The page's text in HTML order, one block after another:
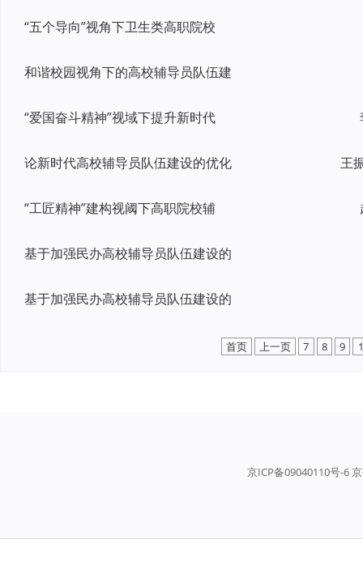
“五个导向”视角下卫生类高职院校
和谐校园视角下的高校辅导员队伍建
“爱国奋斗精神”视域下提升新时代
论新时代高校辅导员队伍建设的优化
“工匠精神”建构视阈下高职院校辅
基于加强民办高校辅导员队伍建设的
基于加强民办高校辅导员队伍建设的
首页 上一页 7 8 9
京ICP备09040110号-6